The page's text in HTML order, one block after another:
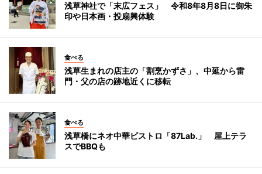
浅草神社で「末広フェス」 令和8年8月8日に御朱
印や日本画・投扇興体験
食べる
浅草生まれの店主の「割烹かずさ」、中延から雷
門・父の店の跡地近くに移転
食べる
浅草橋にネオ中華ビストロ「87Lab.」 屋上テラ
スでBBQも